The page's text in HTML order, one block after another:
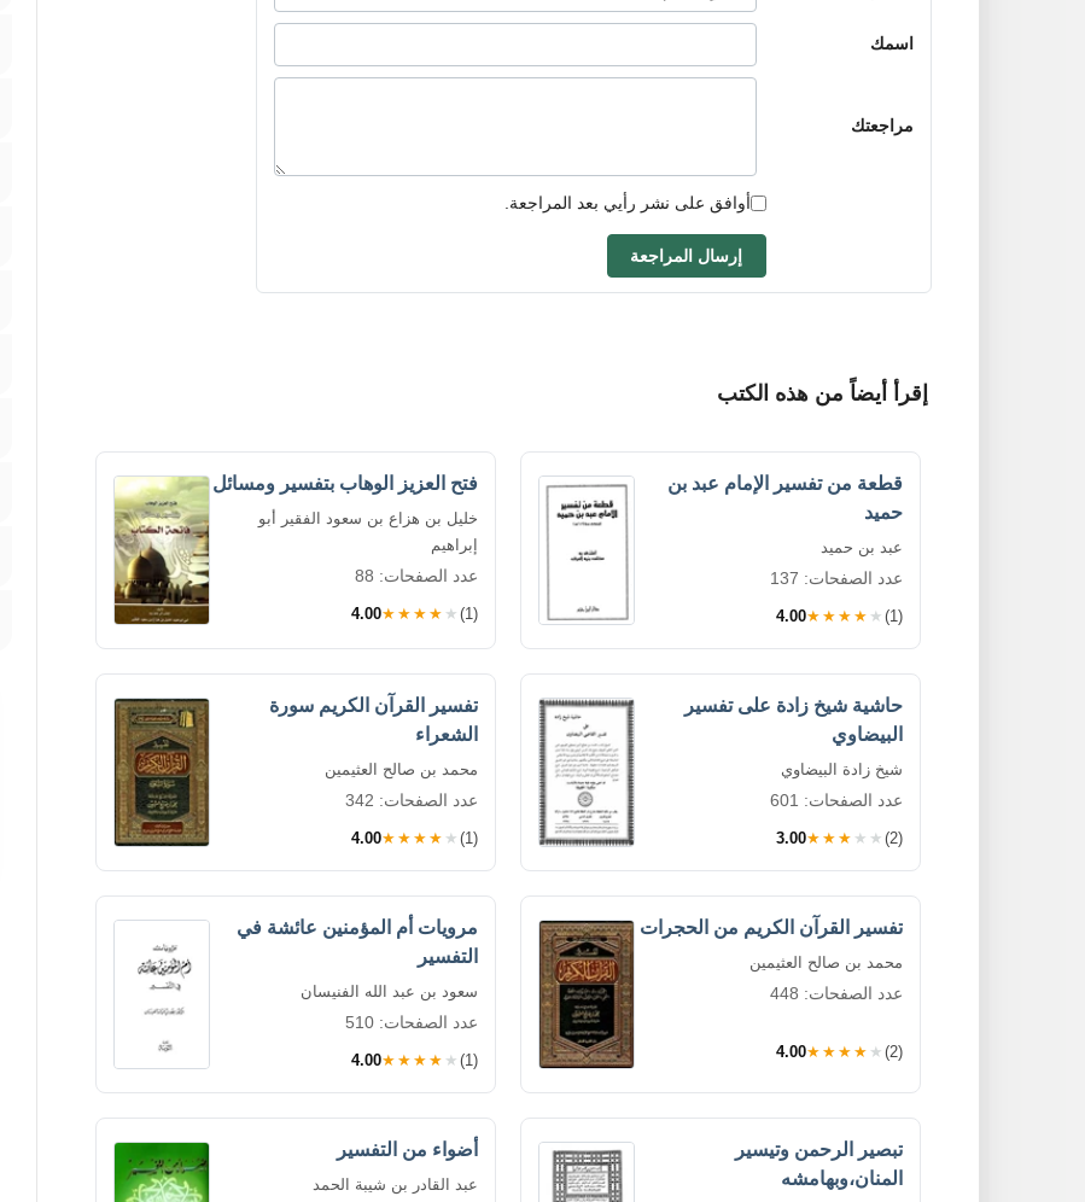
اسمك
مراجعتك
أوافق على نشر رأيي بعد المراجعة.
إرسال المراجعة
إقرأ أيضاً من هذه الكتب
قطعة من تفسير الإمام عبد بن
حميد
عبد بن حميد
عدد الصفحات: 137
4.00★★★★★ (1)
فتح العزيز الوهاب بتفسير ومسائل
خليل بن هزاع بن سعود الفقير أبو
إبراهيم
عدد الصفحات: 88
4.00★★★★★ (1)
حاشية شيخ زادة على تفسير
البيضاوي
شيخ زادة البيضاوي
عدد الصفحات: 601
3.00★★★★★ (2)
تفسير القرآن الكريم سورة
الشعراء
محمد بن صالح العثيمين
عدد الصفحات: 342
4.00★★★★★ (1)
تفسير القرآن الكريم من الحجرات
محمد بن صالح العثيمين
عدد الصفحات: 448
4.00★★★★★ (2)
مرويات أم المؤمنين عائشة في
التفسير
سعود بن عبد الله الفنيسان
عدد الصفحات: 510
4.00★★★★★ (1)
تبصير الرحمن وتيسير
المنان،وبهامشه
أضواء من التفسير
عبد القادر بن شيبة الحمد